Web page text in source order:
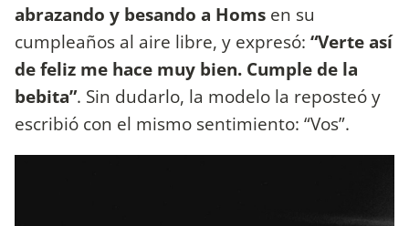
abrazando y besando a Homs en su
cumpleaños al aire libre, y expresó: “Verte así
de feliz me hace muy bien. Cumple de la
bebita”. Sin dudarlo, la modelo la reposteó y
escribió con el mismo sentimiento: “Vos”.